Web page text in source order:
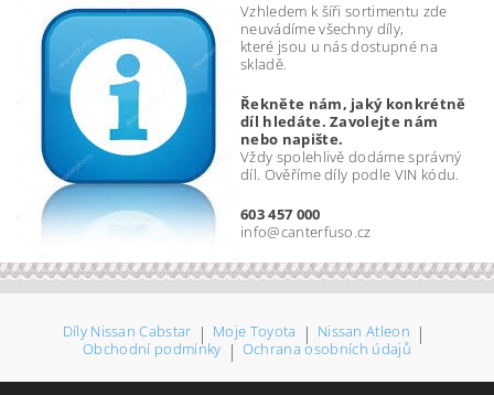
Vzhledem k šíři sortimentu zde
neuvádíme všechny díly,
které jsou u nás dostupné na
skladě.
Řekněte nám, jaký konkrétně
díl hledáte. Zavolejte nám
nebo napište.
Vždy spolehlivě dodáme správný
díl. Ověříme díly podle VIN kódu.
603 457 000
info@canterfuso.cz
Díly Nissan Cabstar | Moje Toyota | Nissan Atleon |
Obchodní podmínky | Ochrana osobních údajů